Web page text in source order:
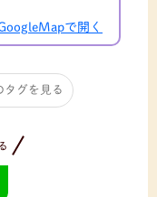
で開く
タグを見る